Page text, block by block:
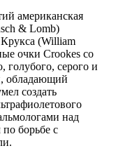
американская
& Lomb)
(William
очки Crookes со
голубого, серого и
обладающий
создать
над
борьбе с